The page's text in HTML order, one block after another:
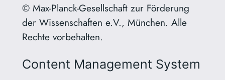
© Max-Planck-Gesellschaft zur Förderung
der Wissenschaften e.V., München. Alle
Rechte vorbehalten.
Content Management System